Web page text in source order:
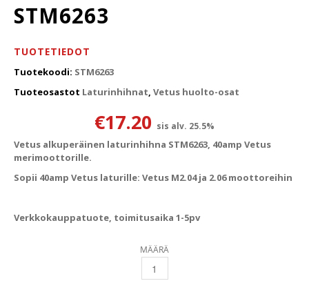
STM6263
TUOTETIEDOT
Tuotekoodi: STM6263
Tuoteosastot Laturinhihnat, Vetus huolto-osat
€17.20 sis alv. 25.5%
Vetus alkuperäinen laturinhihna STM6263, 40amp Vetus
merimoottorille.
Sopii 40amp Vetus laturille: Vetus M2.04 ja 2.06 moottoreihin
Verkkokauppatuote, toimitusaika 1-5pv
MÄÄRÄ
VETUS LATURINHIHNA STM6263 QUANTITY